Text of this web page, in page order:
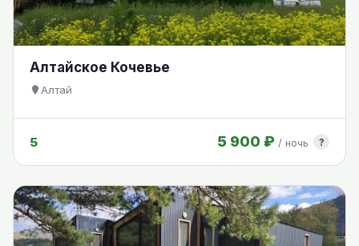
Алтайское Кочевье
Алтай
5 5 900 ₽ / ночь ?